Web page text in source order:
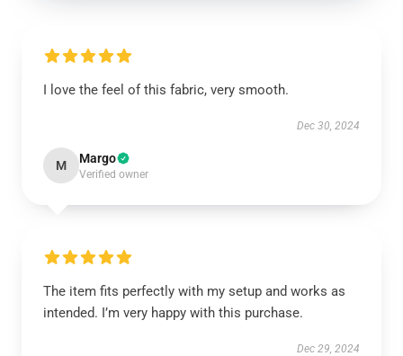
I love the feel of this fabric, very smooth.
Dec 30, 2024
M Margo
Verified owner
The item fits perfectly with my setup and works as
intended. I’m very happy with this purchase.
Dec 29, 2024